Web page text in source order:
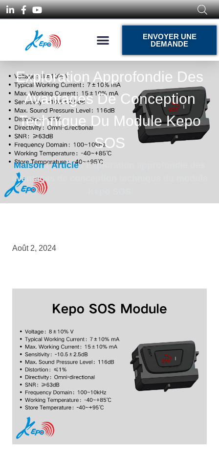
ENVOYER UNE
DEMANDE
Exploration Approfondie Des
Avantages De Conception
Technique Du Module Kepo
SOS
Maison/Article/ Exploration approfondie des
avantages de conception technique du module
Août 2, 2024